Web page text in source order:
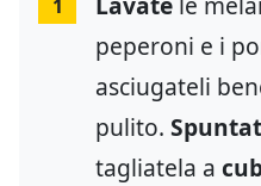
1
peperoni e i
asciugateli
pulito.
tagliatela a